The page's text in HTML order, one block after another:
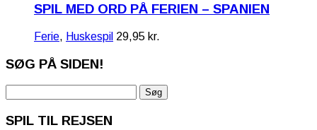
SPIL MED ORD PÅ FERIEN – SPANIEN
Ferie, Huskespil 29,95 kr.
SØG PÅ SIDEN!
efter:
SPIL TIL REJSEN